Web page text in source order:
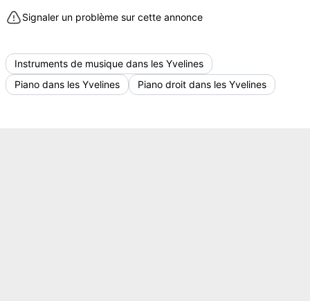
Signaler un problème sur cette annonce
Instruments de musique dans les Yvelines
Piano dans les Yvelines
Piano droit dans les Yvelines